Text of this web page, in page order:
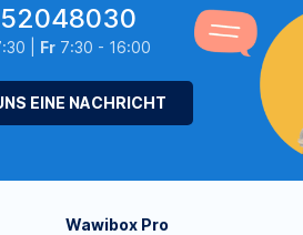
| Fr7:30 - 16:00
EINE NACHRICHT
Wawibox Pro